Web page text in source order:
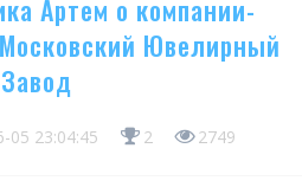
Артем о компании-
Ювелирный
Завод
05 23:04:45 2 2749